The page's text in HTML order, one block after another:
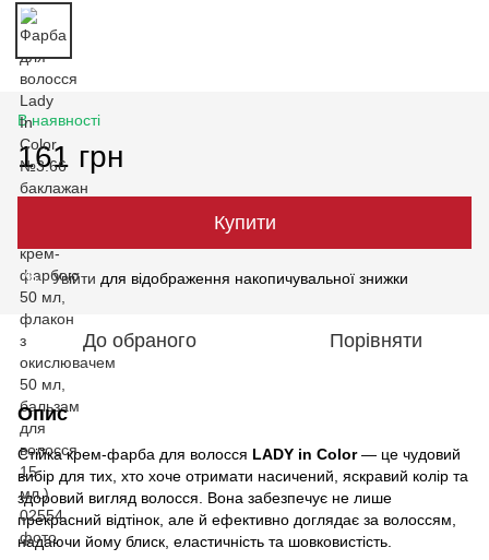
В наявності
161 грн
Купити
% Увійти для відображення накопичувальної знижки
До обраного Порівняти
Опис
Стійка крем-фарба для волосся LADY in Color— це чудовий
вибір для тих, хто хоче отримати насичений, яскравий колір та
здоровий вигляд волосся. Вона забезпечує не лише
прекрасний відтінок, але й ефективно доглядає за волоссям,
надаючи йому блиск, еластичність та шовковистість.